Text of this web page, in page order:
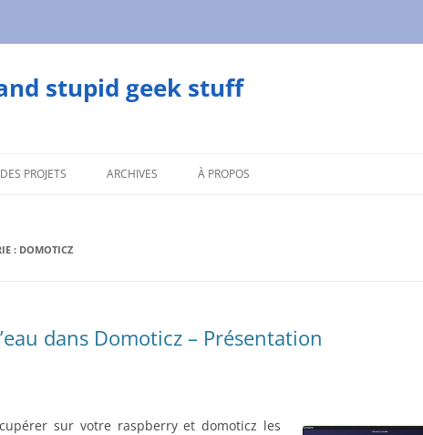
stupid geek stuff
PROJETS ARCHIVES À PROPOS
: DOMOTICZ
dans Domoticz – Présentation
sur votre raspberry et domoticz les